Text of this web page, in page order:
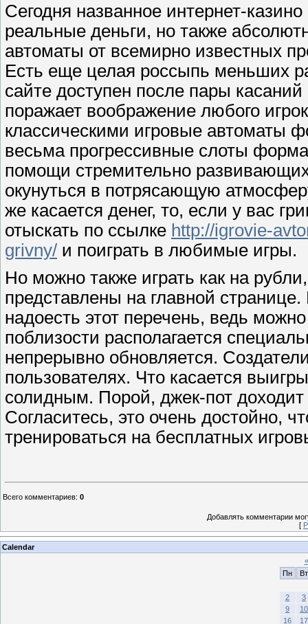
Сегодня названное интернет-
реальные деньги, но также
автоматы от всемирно известных
Есть еще целая россыпь меньших
сайте доступен после пары
поражает воображение любого
классическими игровые автоматы
весьма прогрессивные слоты
помощи стремительно
окунуться в потрясающую
же касается денег, то, если у вас
отыскать по ссылке http://igrovie-
grivny/ и поиграть в любимые игры.
Но можно также играть как на
представлены на главной
надоесть этот перечень, ведь
поблизости располагается
непрерывно обновляется.
пользователях. Что касается
солидным. Порой, джек-пот
Согласитесь, это очень достойно,
тренироваться на бесплатных
Всего комментариев: 0
Добавлять комментарии
[
Calendar
«
Пн
Вт
2
3
9
10
16
17